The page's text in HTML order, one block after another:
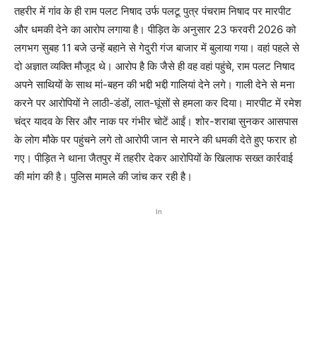
तहरीर में गांव के ही राम पलट निषाद उर्फ पलटू पुत्र पंचराम निषाद पर मारपीट
और धमकी देने का आरोप लगाया है। पीड़ित के अनुसार 23 फरवरी 2026 को
लगभग सुबह 11 बजे उन्हें बहाने से गेदुरी गंज बाजार में बुलाया गया। वहां पहले से
दो अज्ञात व्यक्ति मौजूद थे। आरोप है कि जैसे ही वह वहां पहुंचे, राम पलट निषाद
अपने साथियों के साथ मां-बहन की भद्दी भद्दी गालियां देने लगे। गाली देने से मना
करने पर आरोपियों ने लाठी-डंडों, लात-घूंसों से हमला कर दिया। मारपीट में रमेश
चंद्र यादव के सिर और नाक पर गंभीर चोटें आईं। शोर-शराबा सुनकर आसपास
के लोग मौके पर पहुंचने लगे तो आरोपी जान से मारने की धमकी देते हुए फरार हो
गए। पीड़ित ने थाना जैतपुर में तहरीर देकर आरोपियों के खिलाफ सख्त कार्रवाई
की मांग की है। पुलिस मामले की जांच कर रही है।
In